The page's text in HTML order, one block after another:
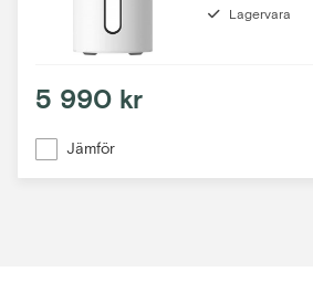
Lagervara
5 990 kr
Jämför